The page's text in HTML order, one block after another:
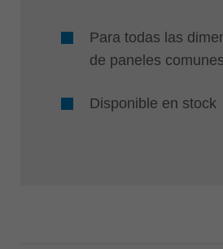
Para todas las
de paneles comunes
Disponible en stock